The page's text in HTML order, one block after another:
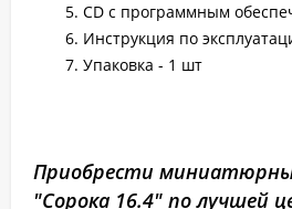
CD с программным
Инструкция по
Упаковка - 1 шт
Приобрести
"Сорока 16.4" по лучшей